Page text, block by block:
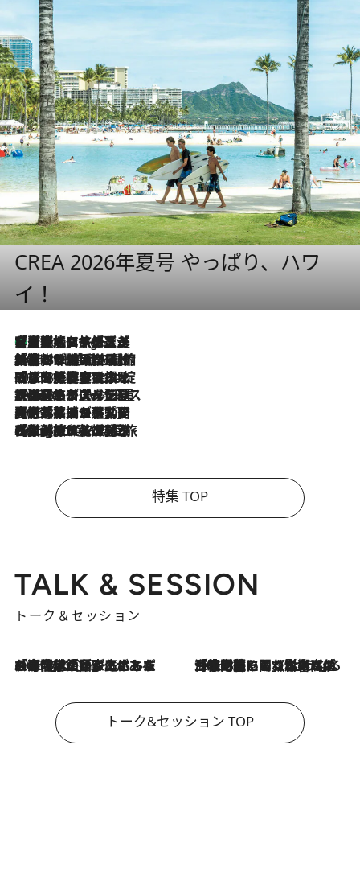
CREA 2026年夏号 やっぱり、ハワ
イ！
4 Hours Ago
【厳選旅コスメ】「多機能アイテムがメイン！」旅好き美容エディターが選んだ夏旅ベストコスメを発表【Mサイズジップ】
2026.8.6
「荷物が増えるほど旅ストレスは増す」美容ジャーナリストがたどり着いた最終結論。“化粧品を劇的に減らす”感動の凝縮美容とは
2026.8.6
「旅先には金髪ウィッグを持参」日本と同じメイクでは損してる!? 美容ジャーナリストが提案する“掟破りの旅美容”とは
2026.8.6
【厳選旅コスメ】「身軽さ＆UV対策重視！」ヘアアーティストshucoが選んだ夏旅ベストコスメを発表【Mサイズジップ】
2026.8.5
【厳選旅コスメ】国内をあちこち移動する河井菜摘が選んだ夏旅ベストコスメ発表！「リラックスアイテムはマスト」【Mサイズジップ】
2026.8.4
【厳選旅コスメ】「紫外線＆乾燥対策しながらメイク感も！」ヘア＆メイクGeorgeが選んだ夏旅ベストコスメを発表！【Mサイズジップ】
特集 TOP
TALK & SESSION
トーク＆セッション
2026.8.3
「今後値上げがあるとすれば…」「リスクがあるのは今年の冬」エネルギー専門家が語る、ホルムズ海峡封鎖が家庭にもたらす“ある心配” 2026.8.3
「住宅建てられない…」「サーチャージ料の高値が続いている」ホルムズ海峡封鎖による影響はいつまで続く？《エネルギー専門家に聞く“どうなる日本の暮らし”》
トーク&セッション TOP